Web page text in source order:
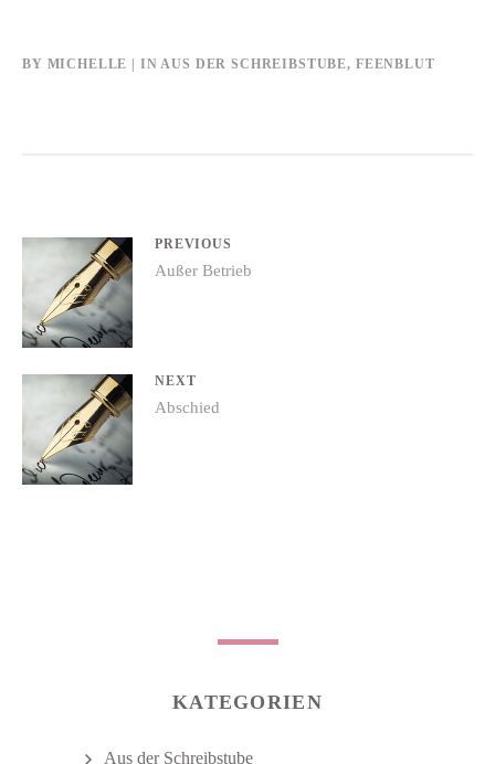
BY MICHELLE INAUS DER SCHREIBSTUBE, FEENBLUT
Beitrags-
Navigation
PREVIOUS
Previous
post:
Außer Betrieb
NEXT
post:
Abschied
KATEGORIEN
Aus der Schreibstube